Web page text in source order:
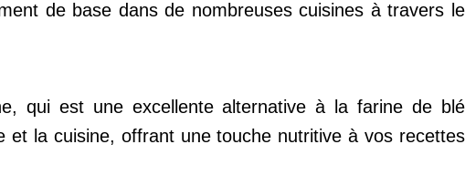
de base dans de nombreuses cuisines à travers le
qui est une excellente alternative à la farine de blé
la cuisine, offrant une touche nutritive à vos recettes